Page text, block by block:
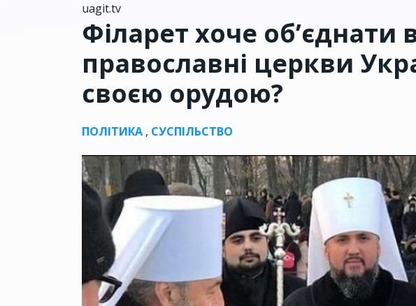
uagit.tv
Філарет хоче об’єднати
православні церкви
своєю орудою?
ПОЛІТИКА , СУСПІЛЬСТВО